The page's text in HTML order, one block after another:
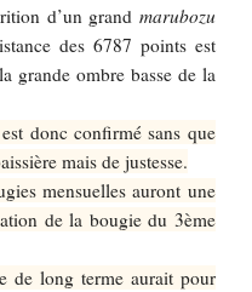
d’un grand marubozu
des 6787 points est
grande ombre basse de la
donc confirmé sans que
mais de justesse.
mensuelles auront une
de la bougie du 3ème
de long terme aurait pour